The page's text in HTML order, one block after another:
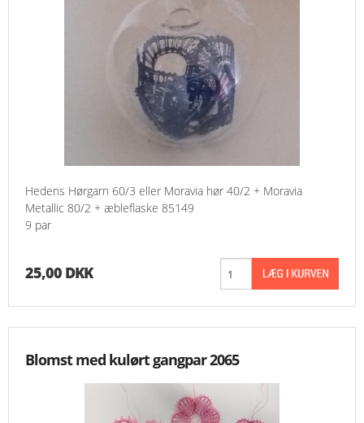
Hedens Hørgarn 60/3 eller Moravia hør 40/2 + Moravia
Metallic 80/2 + æbleflaske 85149
9 par
25,00 DKK
Blomst med kulørt gangpar 2065